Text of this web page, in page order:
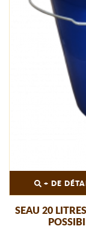
+ DE
SEAU 20